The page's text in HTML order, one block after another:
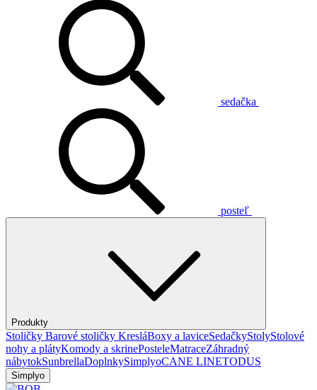
sedačka
posteľ
Produkty
Stoličky Barové stoličky KresláBoxy a laviceSedačkyStolyStolové
nohy a plátyKomody a skrinePosteleMatraceZáhradný
nábytokSunbrellaDoplnkySimplyoCANE LINETODUS
Simplyo